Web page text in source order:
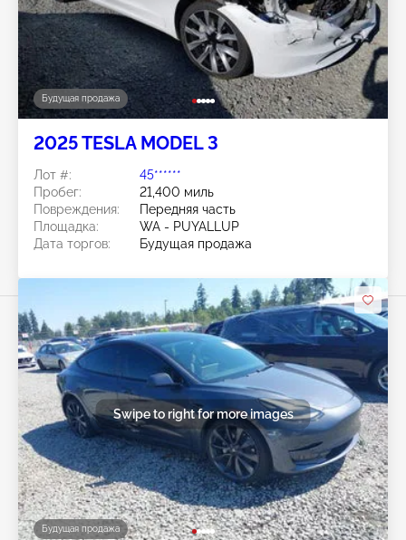
Будущая продажа
2025 TESLA MODEL 3
Лот #:
45******
Пробег:
21,400 миль
Повреждения:
Передняя часть
Площадка:
WA - PUYALLUP
Дата торгов:
Будущая продажа
Будущая продажа
Swipe to right for more images